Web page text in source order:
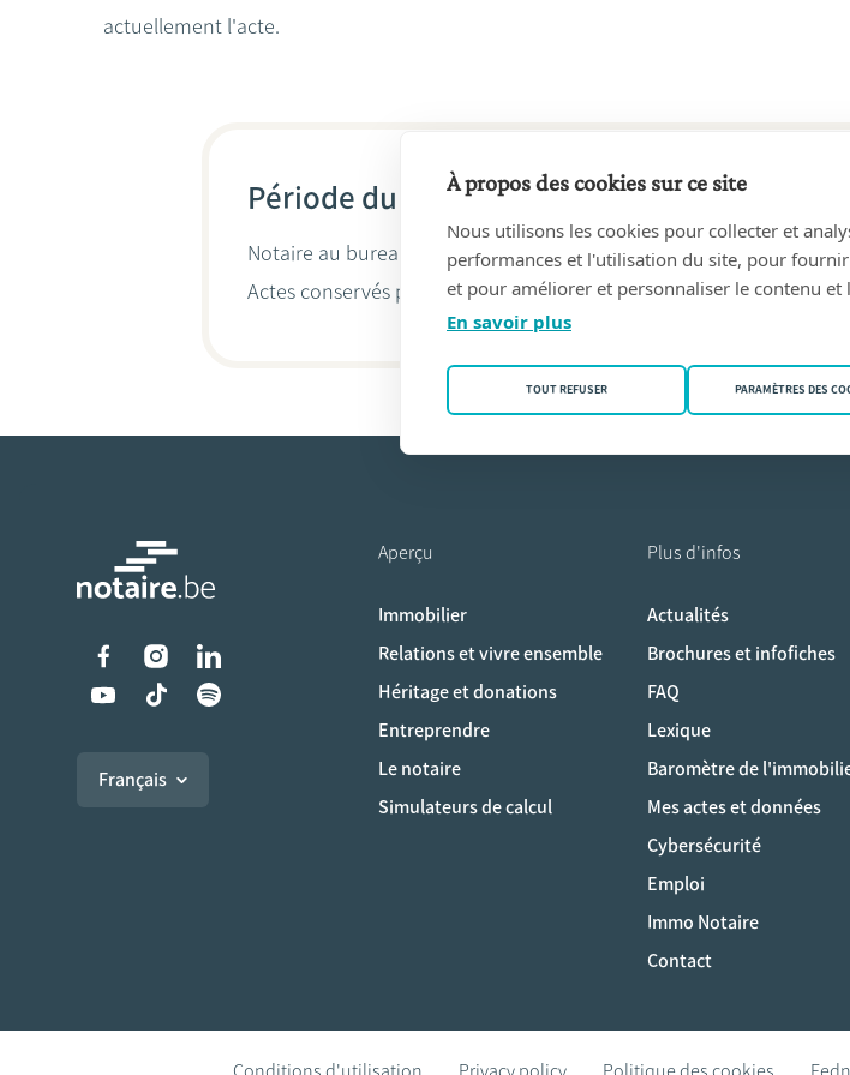
actuellement l'acte.
Période du 10/06/1930 au 10/08/1972
Notaire au bureau DEVOS, Joseph(8540 Deerlijk)
Actes conservés par
Stéphane Saey
Liens vers les réseaux sociaux
Français
Aperçu
Immobilier
Relations et vivre ensemble
Héritage et donations
Entreprendre
Le notaire
Simulateurs de calcul
Plus d'infos
Actualités
Brochures et infofiches
FAQ
Lexique
Baromètre de
Mes actes et données
Cybersécurité
Emploi
Immo Notaire
Contact
À propos des cookies sur ce site
Nous utilisons les cookies pour collecter et
performances et l'utilisation du site, pour
et pour améliorer et personnaliser le contenu et
En savoir plus
TOUT REFUSER PARAMÈTRES DES